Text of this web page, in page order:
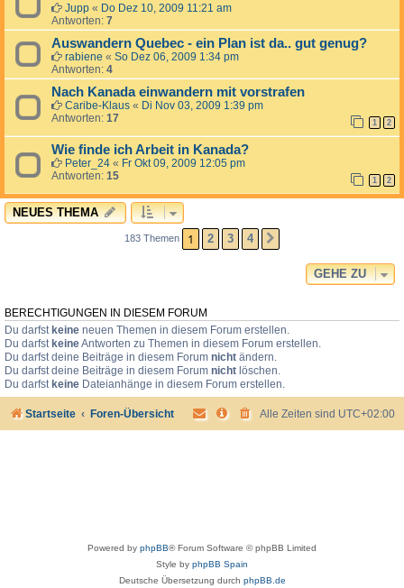
Jupp « Do Dez 10, 2009 11:21 am
Antworten: 7
Auswandern Quebec - ein Plan ist da.. gut genug?
rabiene « So Dez 06, 2009 1:34 pm
Antworten: 4
Nach Kanada einwandern mit vorstrafen
Caribe-Klaus « Di Nov 03, 2009 1:39 pm
Antworten: 17 1 2
Wie finde ich Arbeit in Kanada?
Peter_24 « Fr Okt 09, 2009 12:05 pm
Antworten: 15 1 2
NEUES THEMA
183 Themen 1 2 3 4
GEHE ZU
BERECHTIGUNGEN IN DIESEM FORUM
Du darfst keine neuen Themen in diesem Forum erstellen.
Du darfst keineAntworten zu Themen in diesem Forum erstellen.
Du darfst deine Beiträge in diesem Forum nicht ändern.
Du darfst deine Beiträge in diesem Forum nicht löschen.
Du darfst keine Dateianhänge in diesem Forum erstellen.
Startseite Foren-Übersicht Alle Zeiten sind UTC+02:00
Powered by phpBB® Forum Software © phpBB Limited
Style by phpBB Spain
Deutsche Übersetzung durch phpBB.de